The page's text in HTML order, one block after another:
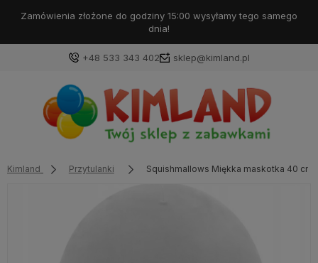
Darmowa dostawa od 99 zł!
+48 533 343 402 sklep@kimland.pl
Kimland Przytulanki Squishmallows Miękka maskotka 40 cm